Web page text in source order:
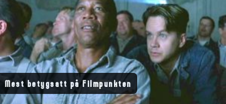
Mest betygsatt på Filmpunkten